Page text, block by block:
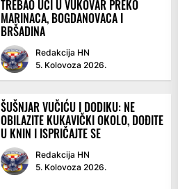
TREBAO UĆI U VUKOVAR PREKO
MARINACA, BOGDANOVACA I
BRŠADINA
Redakcija HN
5. Kolovoza 2026.
ŠUŠNJAR VUČIĆU I DODIKU: NE
OBILAZITE KUKAVIČKI OKOLO, DOĐITE
U KNIN I ISPRIČAJTE SE
Redakcija HN
5. Kolovoza 2026.